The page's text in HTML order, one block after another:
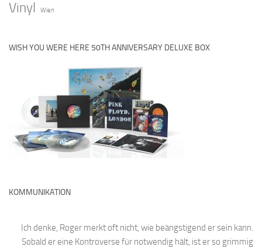
Vinyl Wien
WISH YOU WERE HERE 50TH ANNIVERSARY DELUXE BOX
KOMMUNIKATION
Ich denke, Roger merkt oft nicht, wie beängstigend er sein kann.
Sobald er eine Kontroverse für notwendig hält, ist er so grimmig